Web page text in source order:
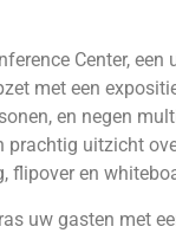
Center, een
met een
en negen
uitzicht
en
uw gasten met